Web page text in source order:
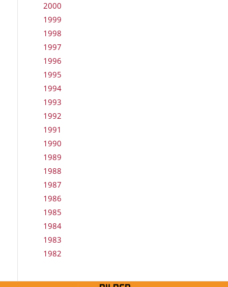
2000
1999
1998
1997
1996
1995
1994
1993
1992
1991
1990
1989
1988
1987
1986
1985
1984
1983
1982